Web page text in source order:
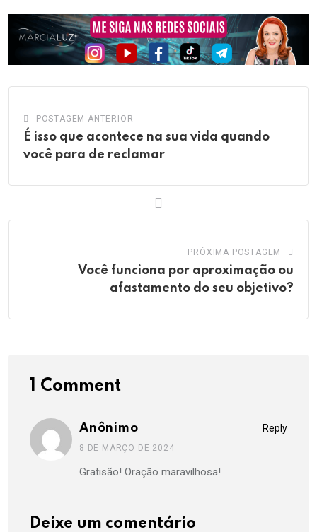
POSTAGEM ANTERIOR
É isso que acontece na sua vida quando
você para de reclamar
PRÓXIMA POSTAGEM
Você funciona por aproximação ou
afastamento do seu objetivo?
1 Comment
Reply
Anônimo
8 DE MARÇO DE 2024
Gratisão! Oração maravilhosa!
Deixe um comentário